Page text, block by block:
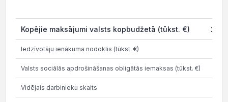
Kopējie maksājumi valsts kopbudžetā (tūkst. €)
Iedzīvotāju ienākuma nodoklis (tūkst. €)
Valsts sociālās apdrošināšanas obligātās iemaksas (tūkst. €)
Vidējais darbinieku skaits